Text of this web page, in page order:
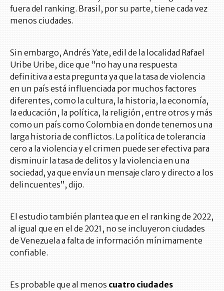
fuera del ranking. Brasil, por su parte, tiene cada vez
menos ciudades.
Sin embargo, Andrés Yate, edil de la localidad Rafael
Uribe Uribe, dice que “no hay una respuesta
definitiva a esta pregunta ya que la tasa de violencia
en un país está influenciada por muchos factores
diferentes, como la cultura, la historia, la economía,
la educación, la política, la religión, entre otros y más
como un país como Colombia en donde tenemos una
larga historia de conflictos. La política de tolerancia
cero a la violencia y el crimen puede ser efectiva para
disminuir la tasa de delitos y la violencia en una
sociedad, ya que envía un mensaje claro y directo a los
delincuentes”, dijo.
El estudio también plantea que en el ranking de 2022,
al igual que en el de 2021, no se incluyeron ciudades
de Venezuela a falta de información mínimamente
confiable.
Es probable que al menos cuatro ciudades